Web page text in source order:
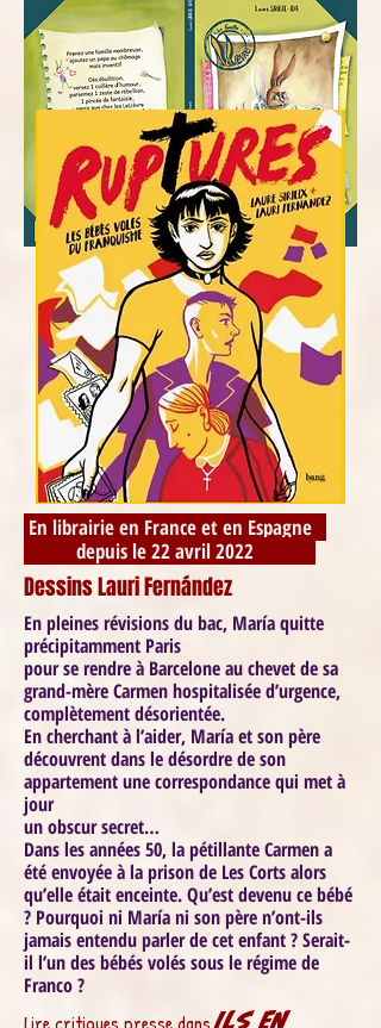
En librairie en France et en Espagne
depuis le 22 avril 2022
Dessins Lauri Fernández
En pleines révisions du bac, María quitte
précipitamment Paris
pour se rendre à Barcelone au chevet de sa
grand-mère Carmen hospitalisée d’urgence,
complètement désorientée.
En cherchant à l’aider, María et son père
découvrent dans le désordre de son
appartement une correspondance qui met à
jour
un obscur secret…
Dans les années 50, la pétillante Carmen a
été envoyée à la prison de Les Corts alors
qu’elle était enceinte.Qu’est devenu ce bébé
? Pourquoi ni María ni son père n’ont-ils
jamais entendu parler de cet enfant ? Serait-
il l’un des bébés volés sous le régime de
Franco ?
ILS EN